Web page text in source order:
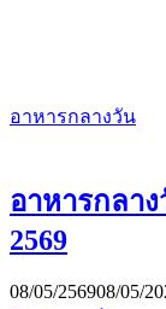
อาหารกลางวัน
อาหารกลา
2569
08/05/256908/05/